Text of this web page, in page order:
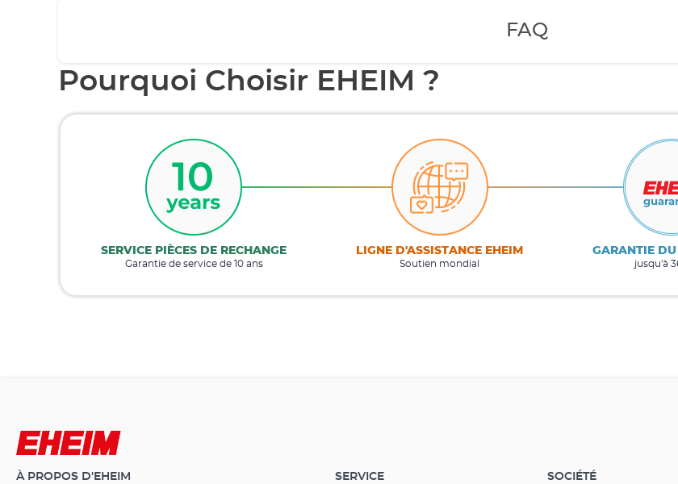
FAQ
Pourquoi Choisir EHEIM ?
SERVICE PIÈCES DE RECHANGE
Garantie de service de 10 ans
LIGNE D'ASSISTANCE EHEIM
Soutien mondial
GARANTIE
jusqu'à
À PROPOS D'EHEIM SERVICE SOCIÉTÉ